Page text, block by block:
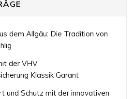
dem Allgäu: Die Tradition von
der VHV
Klassik Garant
und Schutz mit der innovativen